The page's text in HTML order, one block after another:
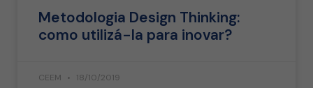
Metodologia Design Thinking:
como utilizá-la para inovar?
CEEM 18/10/2019